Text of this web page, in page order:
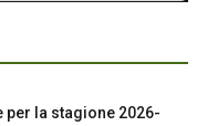
la stagione 2026-